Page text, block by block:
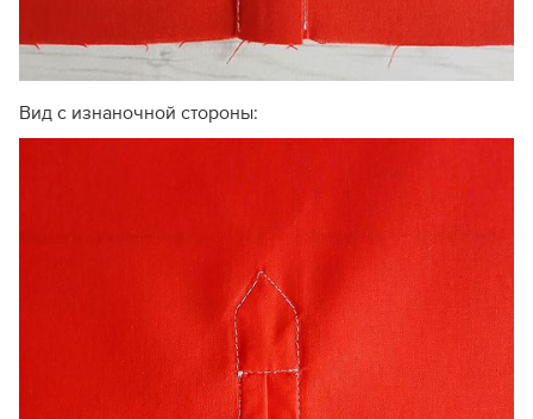
Вид с изнаночной стороны: